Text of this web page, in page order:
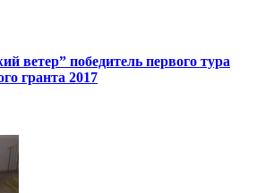
ветер” победитель первого тура
гранта 2017